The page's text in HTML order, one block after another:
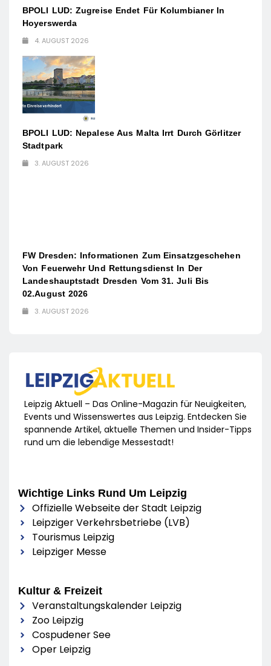
BPOLI LUD: Zugreise Endet Für Kolumbianer In
Hoyerswerda
4. AUGUST 2026
BPOLI LUD: Nepalese Aus Malta Irrt Durch Görlitzer
Stadtpark
3. AUGUST 2026
FW Dresden: Informationen Zum Einsatzgeschehen
Von Feuerwehr Und Rettungsdienst In Der
Landeshauptstadt Dresden Vom 31. Juli Bis
02.August 2026
3. AUGUST 2026
Leipzig Aktuell – Das Online-Magazin für Neuigkeiten,
Events und Wissenswertes aus Leipzig. Entdecken Sie
spannende Artikel, aktuelle Themen und Insider-Tipps
rund um die lebendige Messestadt!
Wichtige Links Rund Um Leipzig
Offizielle Webseite der Stadt Leipzig
Leipziger Verkehrsbetriebe (LVB)
Tourismus Leipzig
Leipziger Messe
Kultur & Freizeit
Veranstaltungskalender Leipzig
Zoo Leipzig
Cospudener See
Oper Leipzig